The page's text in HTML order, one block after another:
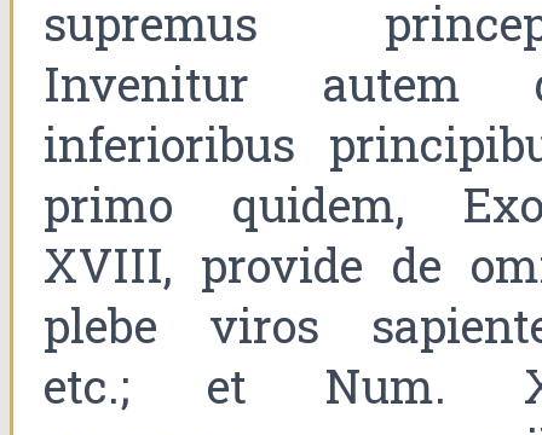
supremus
Invenitur autem
inferioribus
primo quidem,
XVIII, provide de
plebe viros
etc.; et Num.